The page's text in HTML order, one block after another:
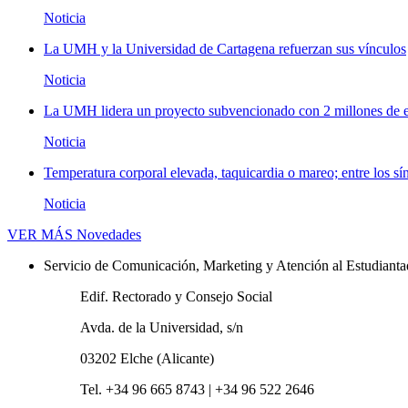
Noticia
La UMH y la Universidad de Cartagena refuerzan sus vínculos
Noticia
La UMH lidera un proyecto subvencionado con 2 millones de
Noticia
Temperatura corporal elevada, taquicardia o mareo; entre los
Noticia
VER MÁS Novedades
Servicio de Comunicación, Marketing y Atención al
Edif. Rectorado y Consejo Social
Avda. de la Universidad, s/n
03202 Elche (Alicante)
Tel. +34 96 665 8743 | +34 96 522 2646